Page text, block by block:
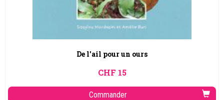
De l'ail pour un ours
CHF 15
Commander